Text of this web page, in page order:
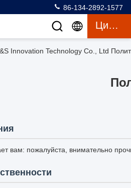
86-134-2892-1577
Цитата
Innovation Technology Co., Ltd
вам: пожалуйста, внимательно